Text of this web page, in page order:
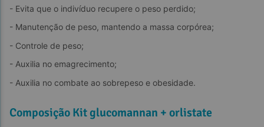
- Evita que o indivíduo recupere o peso perdido;
- Manutenção de peso, mantendo a massa corpórea;
- Controle de peso;
- Auxilia no emagrecimento;
- Auxilia no combate ao sobrepeso e obesidade.
Composição Kit glucomannan + orlistate